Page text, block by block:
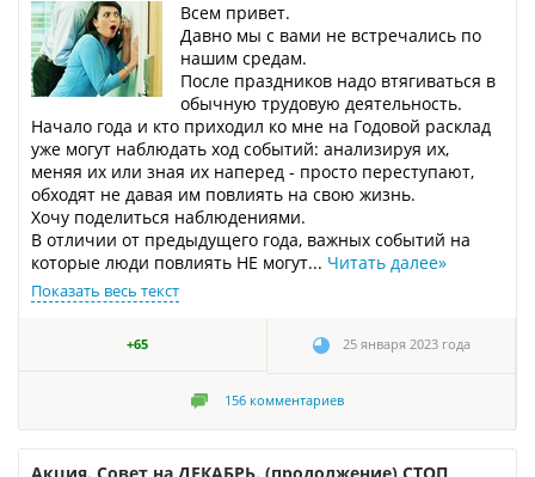
Всем привет.
Давно мы с вами не встречались по
нашим средам.
После праздников надо втягиваться в
обычную трудовую деятельность.
Начало года и кто приходил ко мне на Годовой расклад
уже могут наблюдать ход событий: анализируя их,
меняя их или зная их наперед - просто переступают,
обходят не давая им повлиять на свою жизнь.
Хочу поделиться наблюдениями.
В отличии от предыдущего года, важных событий на
которые люди повлиять НЕ могут... Читать далее»
Показать весь текст
+65 25 января 2023 года
156 комментариев